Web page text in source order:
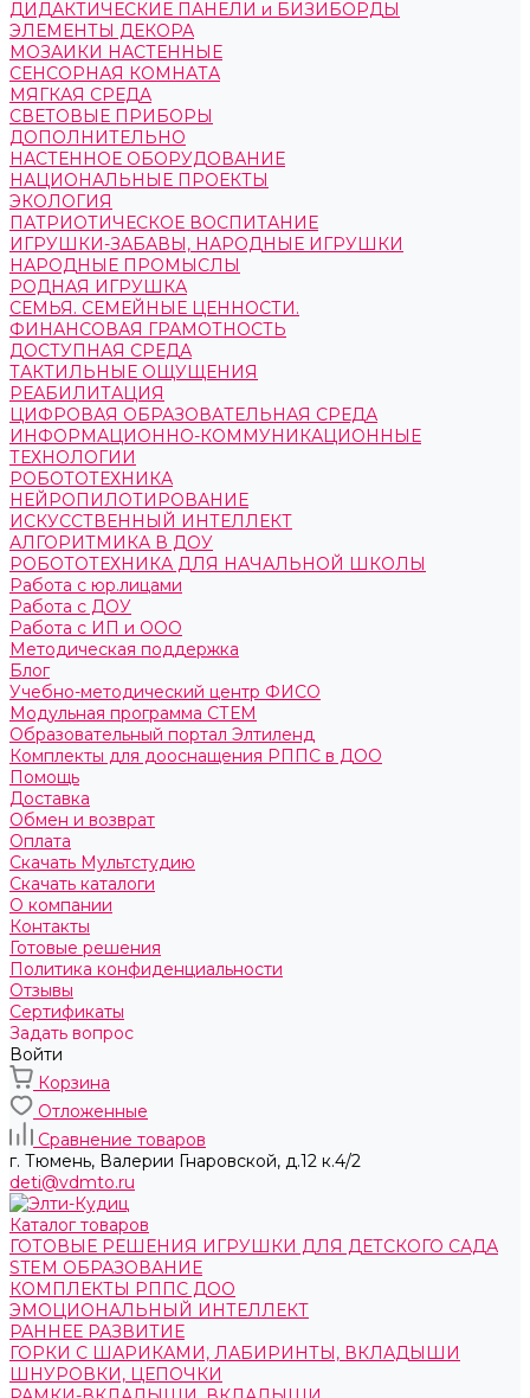
ДИДАКТИЧЕСКИЕ ПАНЕЛИ и БИЗИБОРДЫ
ЭЛЕМЕНТЫ ДЕКОРА
МОЗАИКИ НАСТЕННЫЕ
СЕНСОРНАЯ КОМНАТА
МЯГКАЯ СРЕДА
СВЕТОВЫЕ ПРИБОРЫ
ДОПОЛНИТЕЛЬНО
НАСТЕННОЕ ОБОРУДОВАНИЕ
НАЦИОНАЛЬНЫЕ ПРОЕКТЫ
ЭКОЛОГИЯ
ПАТРИОТИЧЕСКОЕ ВОСПИТАНИЕ
ИГРУШКИ-ЗАБАВЫ, НАРОДНЫЕ ИГРУШКИ
НАРОДНЫЕ ПРОМЫСЛЫ
РОДНАЯ ИГРУШКА
СЕМЬЯ. СЕМЕЙНЫЕ ЦЕННОСТИ.
ФИНАНСОВАЯ ГРАМОТНОСТЬ
ДОСТУПНАЯ СРЕДА
ТАКТИЛЬНЫЕ ОЩУЩЕНИЯ
РЕАБИЛИТАЦИЯ
ЦИФРОВАЯ ОБРАЗОВАТЕЛЬНАЯ СРЕДА
ИНФОРМАЦИОННО-КОММУНИКАЦИОННЫЕ
ТЕХНОЛОГИИ
РОБОТОТЕХНИКА
НЕЙРОПИЛОТИРОВАНИЕ
ИСКУССТВЕННЫЙ ИНТЕЛЛЕКТ
АЛГОРИТМИКА В ДОУ
РОБОТОТЕХНИКА ДЛЯ НАЧАЛЬНОЙ ШКОЛЫ
Работа с юр.лицами
Работа с ДОУ
Работа с ИП и ООО
Методическая поддержка
Блог
Учебно-методический центр ФИСО
Модульная программа СТЕМ
Образовательный портал Элтиленд
Комплекты для дооснащения РППС в ДОО
Помощь
Доставка
Обмен и возврат
Оплата
Скачать Мультстудию
Скачать каталоги
О компании
Контакты
Готовые решения
Политика конфиденциальности
Отзывы
Сертификаты
Задать вопрос
Войти
Корзина
Отложенные
Сравнение товаров
г. Тюмень, ​Валерии Гнаровской, д.12 к.4/2
deti@vdmto.ru
Каталог товаров
ГОТОВЫЕ РЕШЕНИЯ ИГРУШКИ ДЛЯ ДЕТСКОГО САДА
STEM ОБРАЗОВАНИЕ
КОМПЛЕКТЫ РППС ДОО
ЭМОЦИОНАЛЬНЫЙ ИНТЕЛЛЕКТ
РАННЕЕ РАЗВИТИЕ
ГОРКИ С ШАРИКАМИ, ЛАБИРИНТЫ, ВКЛАДЫШИ
ШНУРОВКИ, ЦЕПОЧКИ